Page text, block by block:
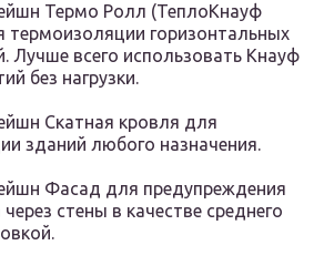
Термо Ролл (ТеплоКнауф
термоизоляции горизонтальных
Лучше всего использовать Кнауф
без нагрузки.
Скатная кровля для
зданий любого назначения.
Фасад для предупреждения
стены в качестве среднего